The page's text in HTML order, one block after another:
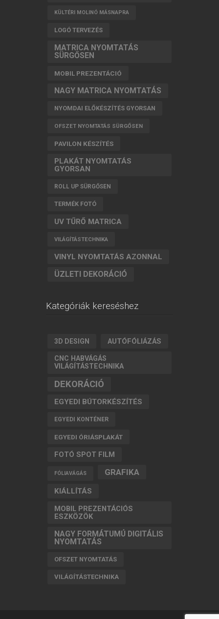
KÜLTÉRI MOLINÓ MÁSNAPRA
LOGÓ TERVEZÉS
MATRICA NYOMTATÁS
SÜRGŐSEN
MOBIL PREZENTÁCIÓ
NAGY MATRICA NYOMTATÁS
NYOMDAI ELŐKÉSZÍTÉS GYORSAN
OFSZET NYOMTATÁS SÜRGŐSEN
PAVILON KÉSZÍTÉS
PLAKÁT NYOMTATÁS
GYORSAN
ROLL UP SÜRGŐSEN
TERMÉK FOTÓ
UV TŰRŐ MATRICA
VILÁGÍTÁSTECHNIKA
VINYL NYOMTATÁS AZONNAL
ÜZLETI DEKORÁCIÓ
Kategóriák kereséshez
3D DESIGN AUTÓFÓLIÁZÁS
CNC HABVÁGÁS
VILÁGÍTÁSTECHNIKA
DEKORÁCIÓ
EGYEDI BÚTORKÉSZÍTÉS
EGYEDI KONTÉNER
EGYEDI ÓRIÁSPLAKÁT
FOTÓ SPOT FILM
FÓLIAVÁGÁS GRAFIKA
KIÁLLÍTÁS
MOBIL PREZENTÁCIÓS
ESZKÖZÖK
NAGY FORMÁTUMÚ DIGITÁLIS
NYOMTATÁS
OFSZET NYOMTATÁS
VILÁGÍTÁSTECHNIKA